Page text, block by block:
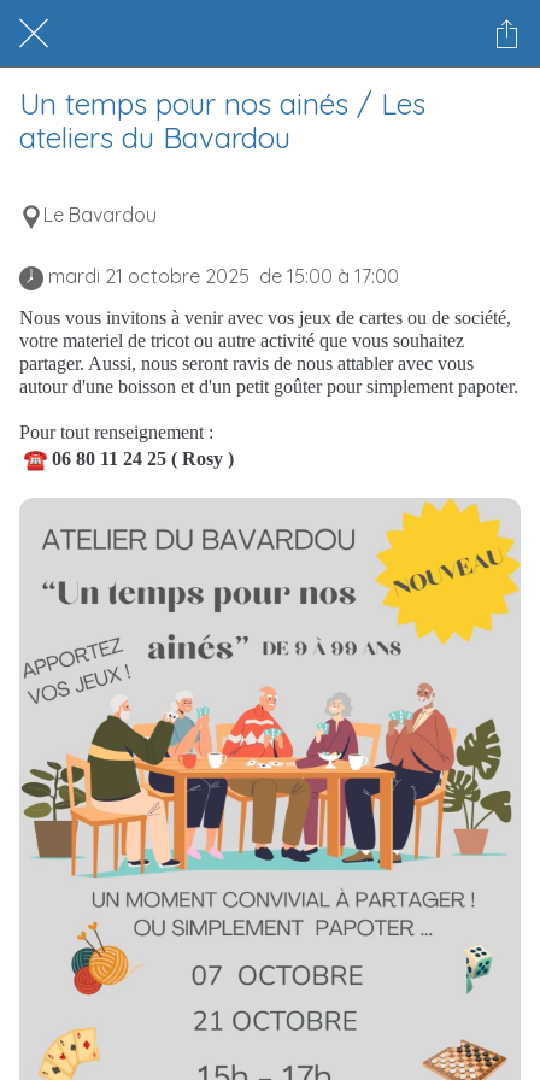
Un temps pour nos ainés / Les
ateliers du Bavardou
Le Bavardou
mardi 21 octobre 2025  de 15:00 à 17:00
Nous vous invitons à venir avec vos jeux de cartes ou de société,
votre materiel de tricot ou autre activité que vous souhaitez
partager. Aussi, nous seront ravis de nous attabler avec vous
autour d'une boisson et d'un petit goûter pour simplement papoter.
Pour tout renseignement :
06 80 11 24 25 ( Rosy )